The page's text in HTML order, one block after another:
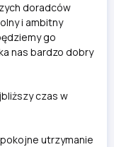
doradców
i ambitny
go
nas bardzo dobry
czas w
utrzymanie